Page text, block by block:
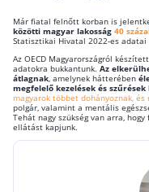
Már fiatal felnőtt korban is
közötti magyar lakosság 40
Statisztikai Hivatal 2022-es adatai
Az OECD Magyarországról
adatokra bukkantunk. Az
átlagnak , amelynek hátterében
megfelelő kezelések és
magyarok többet dohányoznak,
polgár, valamint a mentális
Tehát nagy szükség van arra,
ellátást kapjunk.